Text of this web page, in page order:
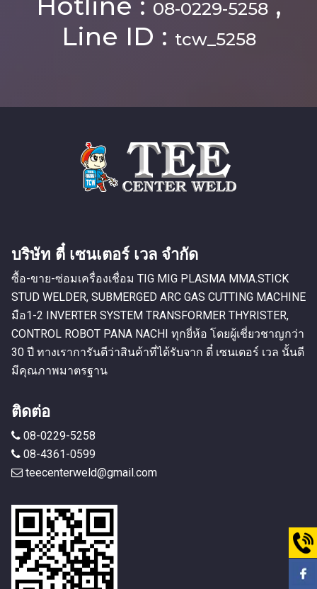
08-0229-5258
Line ID : tcw_5258
บริษัท ตี๋ เซนเตอร์ เวล จำกัด
ซื้อ-ขาย-ซ่อมเครื่องเชื่อม TIG MIG PLASMA MMA.STICK
STUD WELDER, SUBMERGED ARC GAS CUTTING MACHINE
มือ1-2 INVERTER SYSTEM TRANSFORMER THYRISTER,
CONTROL ROBOT PANA NACHI ทุกยี่ห้อ โดยผู้เชี่ยวชาญกว่า
30 ปี ทางเราการันตีว่าสินค้าที่ได้รับจาก ตี๋ เซนเตอร์ เวล นั้นดี
มีคุณภาพมาตรฐาน
ติดต่อ
08-0229-5258
08-4361-0599
teecenterweld@gmail.com